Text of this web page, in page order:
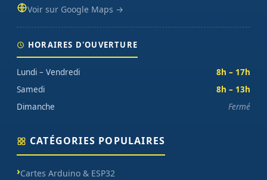
Voir sur Google Maps →
HORAIRES D'OUVERTURE
Lundi – Vendredi
8h – 17h
Samedi
8h – 13h
Dimanche
Fermé
CATÉGORIES POPULAIRES
Cartes Arduino & ESP32